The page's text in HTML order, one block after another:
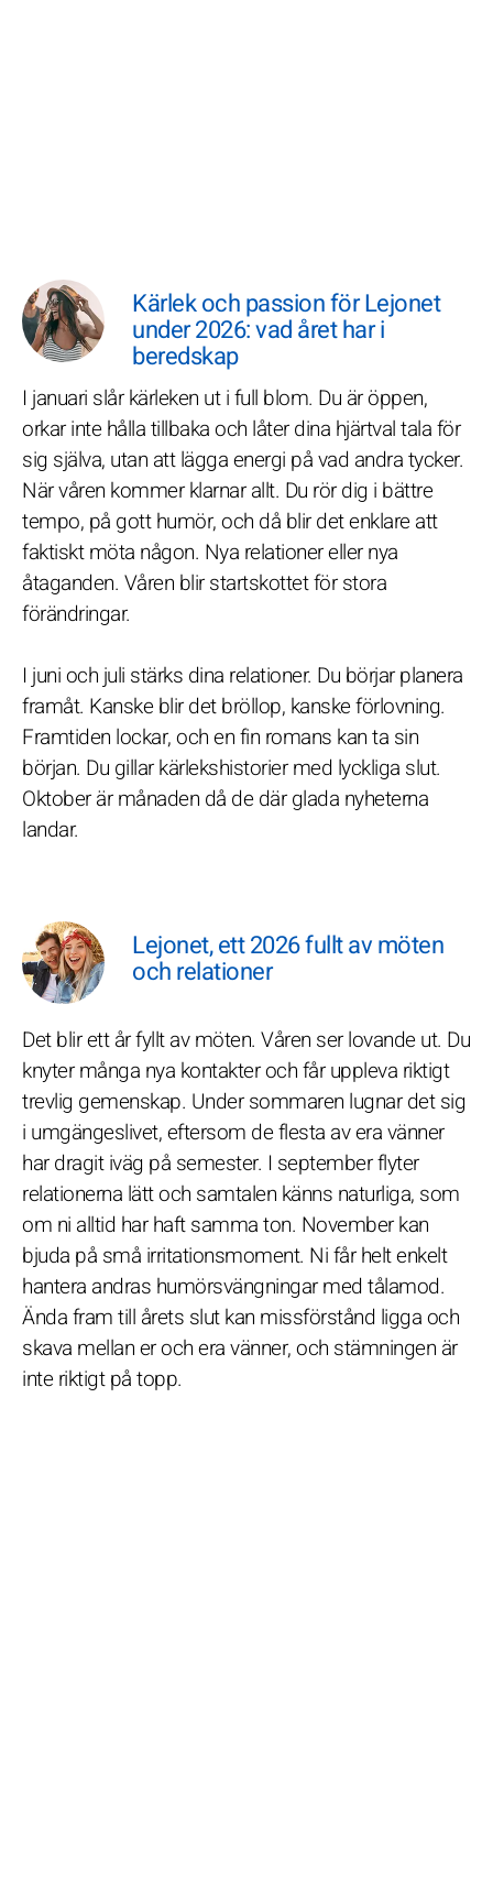
Kärlek och passion för Lejonet
under 2026: vad året har i
beredskap
I januari slår kärleken ut i full blom. Du är öppen,
orkar inte hålla tillbaka och låter dina hjärtval tala för
sig själva, utan att lägga energi på vad andra tycker.
När våren kommer klarnar allt. Du rör dig i bättre
tempo, på gott humör, och då blir det enklare att
faktiskt möta någon. Nya relationer eller nya
åtaganden. Våren blir startskottet för stora
förändringar.
I juni och juli stärks dina relationer. Du börjar planera
framåt. Kanske blir det bröllop, kanske förlovning.
Framtiden lockar, och en fin romans kan ta sin
början. Du gillar kärlekshistorier med lyckliga slut.
Oktober är månaden då de där glada nyheterna
landar.
Lejonet, ett 2026 fullt av möten
och relationer
Det blir ett år fyllt av möten. Våren ser lovande ut. Du
knyter många nya kontakter och får uppleva riktigt
trevlig gemenskap. Under sommaren lugnar det sig
i umgängeslivet, eftersom de flesta av era vänner
har dragit iväg på semester. I september flyter
relationerna lätt och samtalen känns naturliga, som
om ni alltid har haft samma ton. November kan
bjuda på små irritationsmoment. Ni får helt enkelt
hantera andras humörsvängningar med tålamod.
Ända fram till årets slut kan missförstånd ligga och
skava mellan er och era vänner, och stämningen är
inte riktigt på topp.